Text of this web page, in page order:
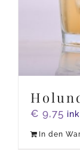
€ 9,75
In den